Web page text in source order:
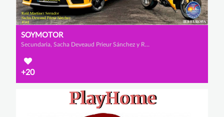
SOYMOTOR
Secundaria, Sacha Deveaud Prieur Sánchez y Raúl Martínez Serrador
+20